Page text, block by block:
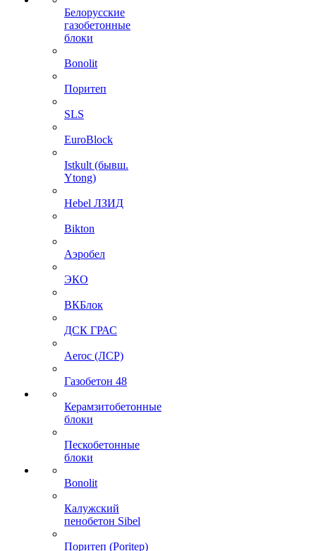
Белорусские
газобетонные
блоки
Bonolit
Поритеп
SLS
EuroBlock
Istkult (бывш.
Ytong)
Hebel ЛЗИД
Bikton
Аэробел
ЭКО
ВКБлок
ДСК ГРАС
Aeroc (ЛСР)
Газобетон 48
Керамзитобетонные
блоки
Пескобетонные
блоки
Bonolit
Калужский
пенобетон Sibel
Поритеп (Poritep)